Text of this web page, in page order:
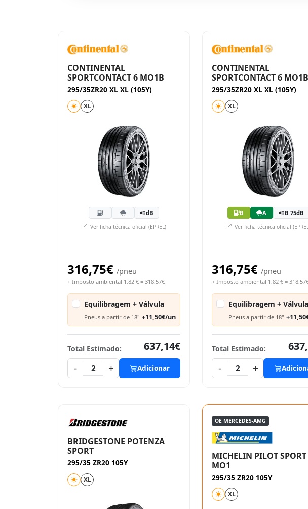
CONTINENTAL
SPORTCONTACT 6 MO1B
295/35ZR20 XL XL (105Y)
XL
dB
Ver ficha técnica oficial (EPREL)
316,75€ /pneu
+ Imposto ambiental 1,82 € = 318,57€
Equilibragem + Válvula
Pneus a partir de 18" +11,50€/un
Total Estimado:
637,14€
-
2 + Adicionar
CONTINENTAL
SPORTCONTACT 6 MO1B
295/35ZR20 XL XL (105Y)
XL
B A B 75dB
Ver ficha técnica oficial
316,75€ /pneu
+ Imposto ambiental 1,82 € =
Equilibragem + Válvula
Pneus a partir de 18"
Total Estimado:
-
2 +
BRIDGESTONE POTENZA
SPORT
295/35 ZR20 105Y
XL
OE MERCEDES-AMG
MICHELIN PILOT SPORT
MO1
295/35 ZR20 105Y
XL